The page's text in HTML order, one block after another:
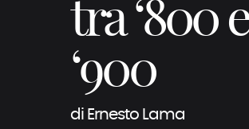
tra ‘800 e
‘900
di Ernesto Lama